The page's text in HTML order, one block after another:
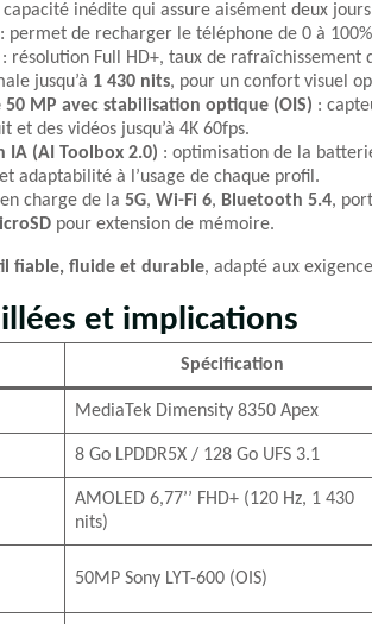
capacité inédite qui assure aisément deux
: permet de recharger le téléphone de 0 à
: résolution Full HD+, taux de rafraîchissement
jusqu’à 1 430 nits, pour un confort visuel
MP avec stabilisation optique (OIS) :
et des vidéos jusqu’à 4K 60fps.
(AI Toolbox 2.0) : optimisation de la
adaptabilité à l’usage de chaque profil.
charge de la 5G, Wi-Fi 6, Bluetooth 5.4,
pour extension de mémoire.
fiable, fluide et durable, adapté aux
et implications
Spécification
MediaTek Dimensity 8350 Apex
8 Go LPDDR5X / 128 Go UFS 3.1
AMOLED 6,77’’ FHD+ (120 Hz, 1 430
nits)
50MP Sony LYT-600 (OIS)